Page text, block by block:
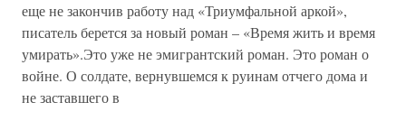
еще не закончив работу над «Триумфальной аркой»,
писатель берется за новый роман – «Время жить и время
умирать».Это уже не эмигрантский роман. Это роман о
войне. О солдате, вернувшемся к руинам отчего дома и
не заставшего в